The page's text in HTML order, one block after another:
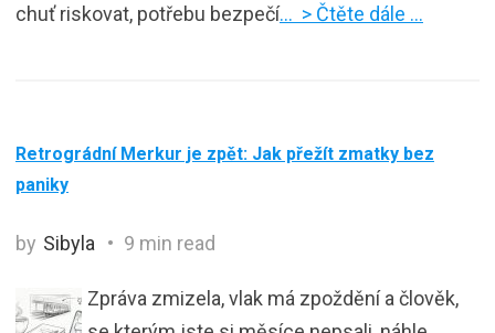
chuť riskovat, potřebu bezpečí… > Čtěte dále …
Retrográdní Merkur je zpět: Jak přežít zmatky bez
paniky
by Sibyla 9 min read
Zpráva zmizela, vlak má zpoždění a člověk,